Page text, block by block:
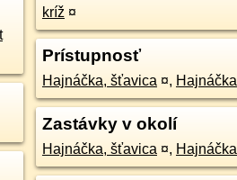
kríž ¤
Prístupnosť
Hajnáčka, šťavica ¤,
Zastávky v okolí
Hajnáčka, šťavica ¤,